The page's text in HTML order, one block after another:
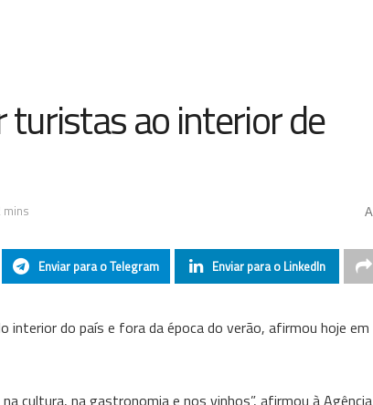
ao interior de
mins A
Enviar para o Telegram Enviar para o LinkedIn
do país e fora da época do verão, afirmou hoje em
cultura, na gastronomia e nos vinhos”, afirmou à Agência